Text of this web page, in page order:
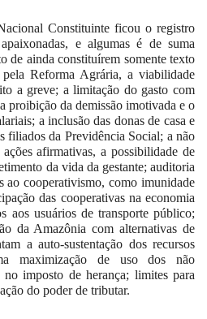
Constituinte ficou o registro
e algumas é de suma
de ainda constituírem somente texto
Reforma Agrária, a viabilidade
a greve; a limitação do gasto com
proibição da demissão imotivada e o
a inclusão das donas de casa e
filiados da Previdência Social; a não
afirmativas, a possibilidade de
da vida da gestante; auditoria
ao cooperativismo, como imunidade
das cooperativas na economia
aos usuários de transporte público;
da Amazônia com alternativas de
a auto-sustentação dos recursos
maximização de uso dos não
no imposto de herança; limites para
do poder de tributar.